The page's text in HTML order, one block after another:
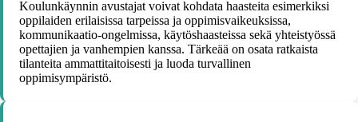
Koulunkäynnin avustajat voivat kohdata haasteita esimerkiksi
oppilaiden erilaisissa tarpeissa ja oppimisvaikeuksissa,
kommunikaatio-ongelmissa, käytöshaasteissa sekä yhteistyössä
opettajien ja vanhempien kanssa. Tärkeää on osata ratkaista
tilanteita ammattitaitoisesti ja luoda turvallinen
oppimisympäristö.